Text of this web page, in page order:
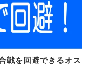
戦を回避できるオス